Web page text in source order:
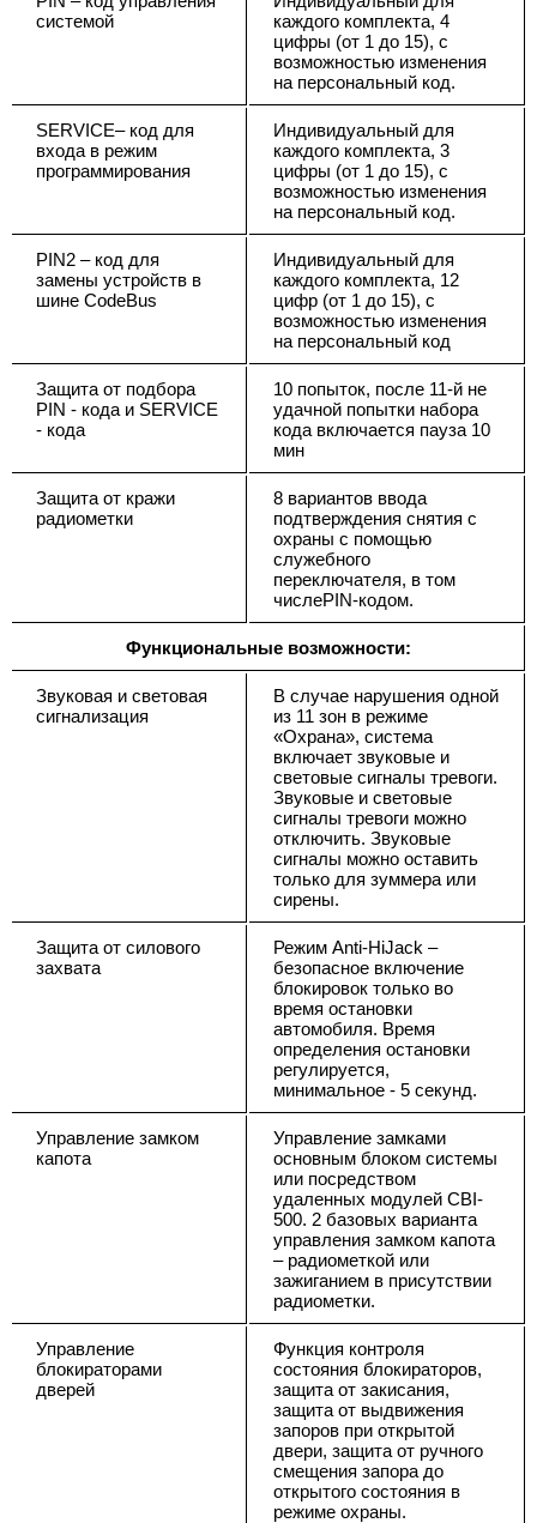
системой
каждого комплекта, 4
цифры (от 1 до 15), с
возможностью изменения
на персональный код.
SERVICE– код для
входа в режим
программирования
Индивидуальный для
каждого комплекта, 3
цифры (от 1 до 15), с
возможностью изменения
на персональный код.
PIN2 – код для
замены устройств в
шине CodeBus
Индивидуальный для
каждого комплекта, 12
цифр (от 1 до 15), с
возможностью изменения
на персональный код
Защита от подбора
PIN - кода и SERVICE
- кода
10 попыток, после 11-й не
удачной попытки набора
кода включается пауза 10
мин
Защита от кражи
радиометки
8 вариантов ввода
подтверждения снятия с
охраны с помощью
служебного
переключателя, в том
числеPIN-кодом.
Функциональные возможности:
Звуковая и световая
сигнализация
В случае нарушения одной
из 11 зон в режиме
«Охрана», система
включает звуковые и
световые сигналы тревоги.
Звуковые и световые
сигналы тревоги можно
отключить. Звуковые
сигналы можно оставить
только для зуммера или
сирены.
Защита от силового
захвата
Режим Anti-HiJack –
безопасное включение
блокировок только во
время остановки
автомобиля. Время
определения остановки
регулируется,
минимальное - 5 секунд.
Управление замком
капота
Управление замками
основным блоком системы
или посредством
удаленных модулей CBI-
500. 2 базовых варианта
управления замком капота
– радиометкой или
зажиганием в присутствии
радиометки.
Управление
блокираторами
дверей
Функция контроля
состояния блокираторов,
защита от закисания,
защита от выдвижения
запоров при открытой
двери, защита от ручного
смещения запора до
открытого состояния в
режиме охраны.